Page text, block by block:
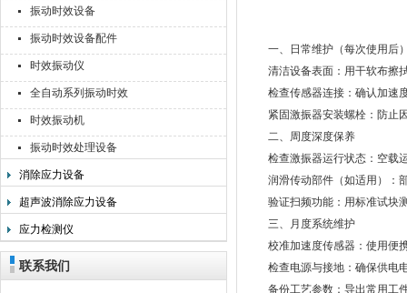
振动时效设备
振动时效设备配件
时效振动仪
全自动系列振动时效
时效振动机
振动时效处理设备
消除应力设备
超声波消除应力设备
应力检测仪
联系我们
一、日常维护（每次使用后
清洁设备表面：用干软布擦拭
检查传感器连接：确认加速度
紧固激振器安装螺栓：防止因
二、周度深度保养
检查激振器运行状态：空载运
润滑传动部件（如适用）：部
验证扫频功能：用标准试块测
三、月度系统维护
校准加速度传感器：使用便携
检查电源与接地：确保供电电
备份工艺参数：导出常用工件